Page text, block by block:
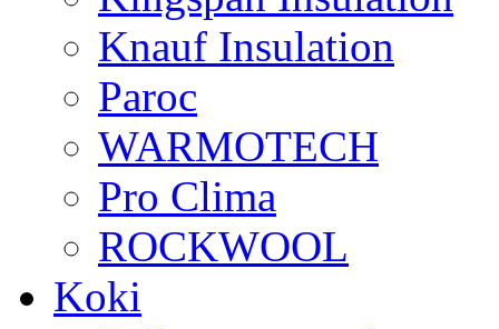
Knauf Insulation
Paroc
WARMOTECH
Pro Clima
ROCKWOOL
Koki